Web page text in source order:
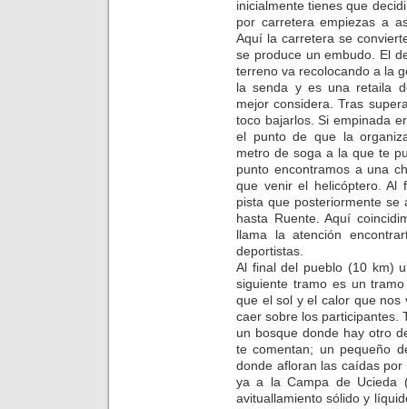
inicialmente tienes que
por carretera empiezas a
Aquí la carretera se
se produce un embudo. El
terreno va recolocando a la
la senda y es una retaila
mejor considera. Tras
toco bajarlos. Si empinada
el punto de que la
metro de soga a la que te
punto encontramos a una
que venir el helicóptero. Al
pista que posteriormente
hasta Ruente. Aquí
llama la atención
deportistas.
Al final del pueblo (10 km)
siguiente tramo es un
que el sol y el calor que
caer sobre los participantes.
un bosque donde hay otro
te comentan; un pequeño
donde afloran las caídas
ya a la Campa de Ucieda
avituallamiento sólido y